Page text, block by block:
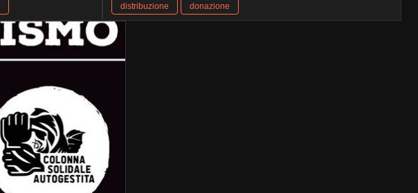
distribuzione
donazione